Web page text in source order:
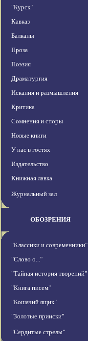
"Курск"
Кавказ
Балканы
Проза
Поэзия
Драматургия
Искания и размышления
Критика
Сомнения и споры
Новые книги
У нас в гостях
Издательство
Книжная лавка
Журнальный зал
ОБОЗРЕНИЯ
"Классики и современники"
"Слово о..."
"Тайная история творений"
"Книга писем"
"Кошачий ящик"
"Золотые прииски"
"Сердитые стрелы"